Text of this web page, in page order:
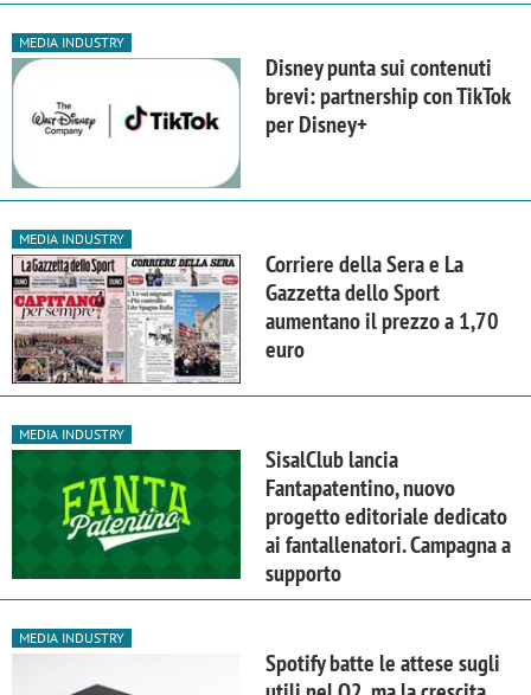
MEDIA INDUSTRY
Disney punta sui contenuti
brevi: partnership con TikTok
per Disney+
MEDIA INDUSTRY
Corriere della Sera e La
Gazzetta dello Sport
aumentano il prezzo a 1,70
euro
MEDIA INDUSTRY
SisalClub lancia
Fantapatentino, nuovo
progetto editoriale dedicato
ai fantallenatori. Campagna a
supporto
MEDIA INDUSTRY
Spotify batte le attese sugli